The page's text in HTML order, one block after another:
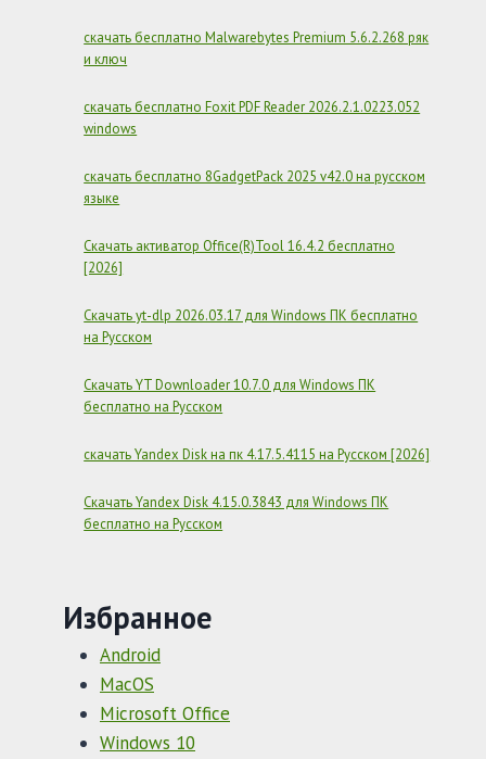
скачать бесплатно Malwarebytes Premium 5.6.2.268 ряк
и ключ
скачать бесплатно Foxit PDF Reader 2026.2.1.0223.052
windows
скачать бесплатно 8GadgetPack 2025 v42.0 на русском
языке
Скачать активатор Office(R)Tool 16.4.2 бесплатно
[2026]
Скачать yt-dlp 2026.03.17 для Windows ПК бесплатно
на Русском
Скачать YT Downloader 10.7.0 для Windows ПК
бесплатно на Русском
скачать Yandex Disk на пк 4.17.5.4115 на Русском [2026]
Скачать Yandex Disk 4.15.0.3843 для Windows ПК
бесплатно на Русском
Избранное
Android
MacOS
Microsoft Office
Windows 10